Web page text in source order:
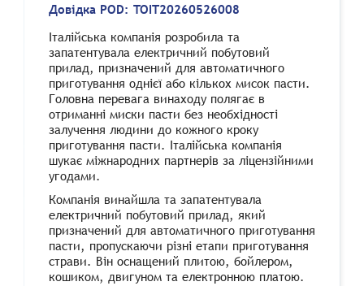
Довідка POD: TOIT20260526008
Італійська компанія розробила та
запатентувала електричний побутовий
прилад, призначений для автоматичного
приготування однієї або кількох мисок пасти.
Головна перевага винаходу полягає в
отриманні миски пасти без необхідності
залучення людини до кожного кроку
приготування пасти. Італійська компанія
шукає міжнародних партнерів за ліцензійними
угодами.
Компанія винайшла та запатентувала
електричний побутовий прилад, який
призначений для автоматичного приготування
пасти, пропускаючи різні етапи приготування
страви. Він оснащений плитою, бойлером,
кошиком, двигуном та електронною платою.